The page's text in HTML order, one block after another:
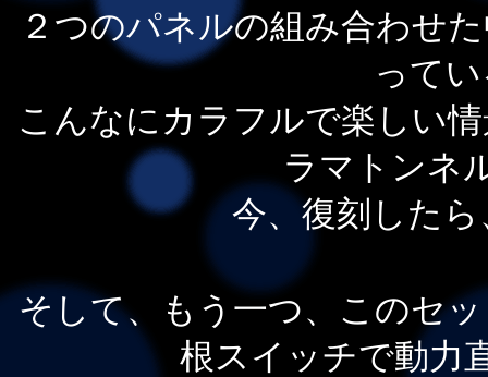
２つのパネルの組み合わせ
って
こんなにカラフルで楽しい
ラマトンネ
今、復刻した
そして、もう一つ、このセ
根スイッチで動力